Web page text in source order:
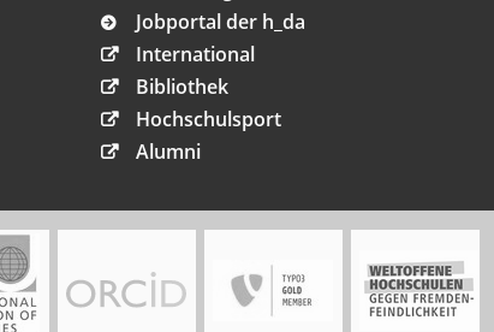
Jobportal der h_da
International
Bibliothek
Hochschulsport
Alumni